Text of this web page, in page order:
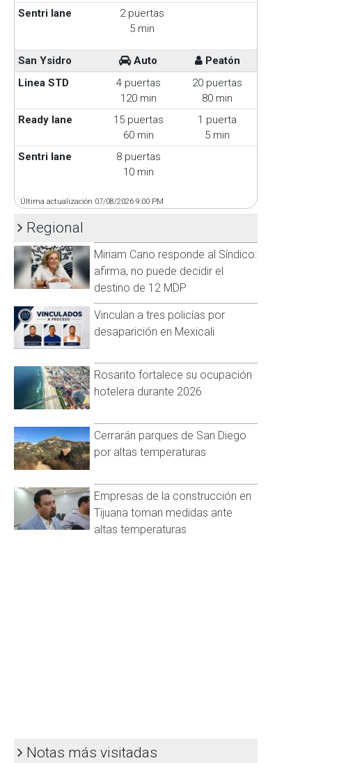
Sentri lane
2 puertas
5 min
San Ysidro Auto
Peatón
Linea STD
4 puertas
120 min
20 puertas
80 min
Ready lane
15 puertas
60 min
1 puerta
5 min
Sentri lane
8 puertas
10 min
Última actualización 07/08/2026 9:00 PM
Regional
Miriam Cano responde al Síndico:
afirma, no puede decidir el
destino de 12 MDP
Vinculan a tres policías por
desaparición en Mexicali
Rosarito fortalece su ocupación
hotelera durante 2026
Cerrarán parques de San Diego
por altas temperaturas
Empresas de la construcción en
Tijuana toman medidas ante
altas temperaturas
Notas más visitadas